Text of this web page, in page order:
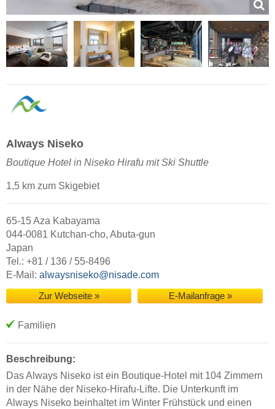
Always Niseko
Boutique Hotel in Niseko Hirafu mit Ski Shuttle
1,5 km zum Skigebiet
65-15 Aza Kabayama
044-0081 Kutchan-cho, Abuta-gun
Japan
Tel.: +81 / 136 / 55-8496
E-Mail: alwaysniseko@nisade.com
Zur Webseite » E-Mailanfrage »
Familien
Beschreibung:
Das Always Niseko ist ein Boutique-Hotel mit 104 Zimmern
in der Nähe der Niseko-Hirafu-Lifte. Die Unterkunft im
Always Niseko beinhaltet im Winter Frühstück und einen